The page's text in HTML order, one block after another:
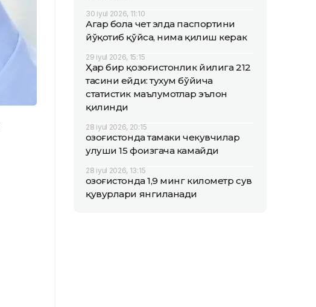
30 iyul 2026, 11:10
Агар бола чет элда паспортини
йўқотиб қўйса, нима қилиш керак
29 iyul 2026, 15:15
Ҳар бир қозоғистонлик йилига 212
тасини ейди: тухум бўйича
статистик маълумотлар эълон
қилинди
28 iyul 2026, 20:15
Қозоғистонда тамаки чекувчилар
улуши 15 фоизгача камайди
28 iyul 2026, 13:15
Қозоғистонда 1,9 минг километр сув
қувурлари янгиланади